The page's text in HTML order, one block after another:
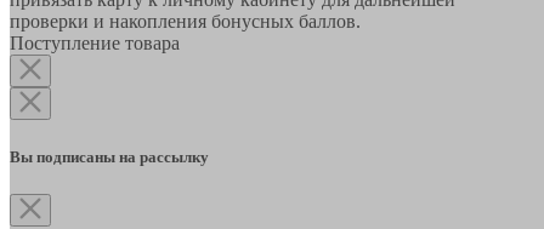
проверки и накопления бонусных баллов.
Поступление товара
Вы подписаны на рассылку